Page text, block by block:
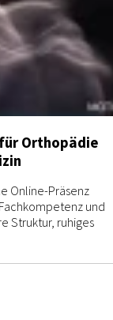
Orthopädie
Online-Präsenz
und
Struktur, ruhiges